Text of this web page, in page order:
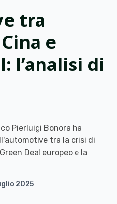
tra
e
l’analisi di
Pierluigi Bonora ha
tra la crisi di
Deal europeo e la
2025